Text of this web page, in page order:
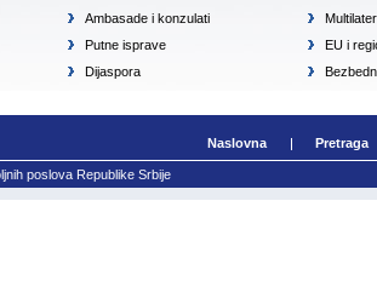
Ambasade i konzulati
Putne isprave
Dijaspora
EU i
Naslovna Pretraga
poslova Republike Srbije